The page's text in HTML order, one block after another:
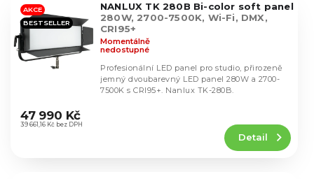
p
r
o
p
AKCE
BESTSELLER
NANLUX TK 280B Bi-color soft panel
280W, 2700-7500K, Wi-Fi, DMX,
CRI95+
hodnocení
produktu
Momentálně
nedostupné
39 661,16 Kč bez DPH
47 990 Kč
Detail
Profesionální LED panel pro studio, přirozeně
jemný dvoubarevný LED panel 280W a 2700-
7500K s CRI95+. Nanlux TK-280B.